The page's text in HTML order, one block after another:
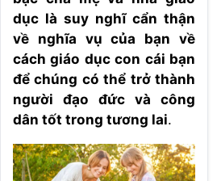
dục là suy nghĩ cẩn thận
về nghĩa vụ của bạn về
cách giáo dục con cái bạn
để chúng có thể trở thành
người đạo đức và công
dân tốt trong tương lai.